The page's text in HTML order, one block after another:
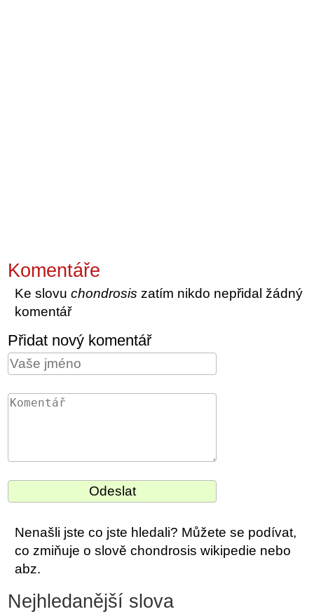
Komentáře
Ke slovuchondrosis zatím nikdo nepřidal žádný
komentář
Přidat nový komentář
Nenašli jste co jste hledali? Můžete se podívat,
co zmiňuje o slově chondrosis wikipedie nebo
abz.
Nejhledanější slova